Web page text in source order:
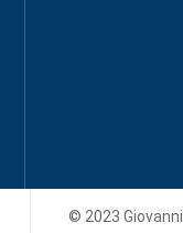
© 2023